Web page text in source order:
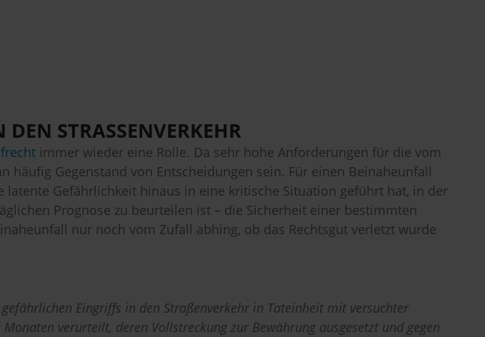
STRASSENVERKEHR
immer wieder eine Rolle. Da sehr hohe Anforderungen für die vom
Gegenstand von Entscheidungen sein. Für einen Beinaheunfall
Gefährlichkeit hinaus in eine kritische Situation geführt hat, in der
Prognose zu beurteilen ist – die Sicherheit einer bestimmten
nur noch vom Zufall abhing, ob das Rechtsgut verletzt wurde
Eingriffs in den Straßenverkehr in Tateinheit mit versuchter
verurteilt, deren Vollstreckung zur Bewährung ausgesetzt und gegen